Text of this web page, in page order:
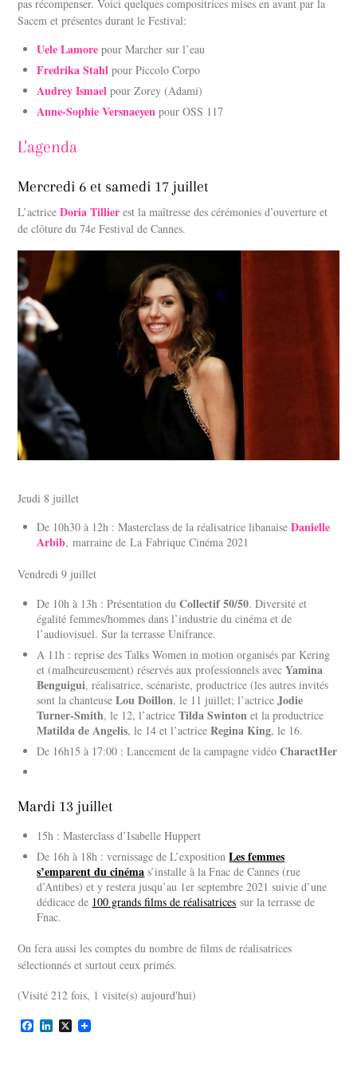
pas récompenser. Voici quelques compositrices mises en avant par la
Sacem et présentes durant le Festival:
Uele Lamore pour Marcher sur l’eau
Fredrika Stahl pour Piccolo Corpo
Audrey Ismael pour Zorey (Adami)
Anne-Sophie Versnaeyen pour OSS 117
L’agenda
Mercredi 6 et samedi 17 juillet
L’actriceDoria Tillier est la maîtresse des cérémonies d’ouverture et
de clôture du 74e Festival de Cannes.
Jeudi 8 juillet
De 10h30 à 12h : Masterclass de la réalisatrice libanaiseDanielle
Arbib, marraine de La Fabrique Cinéma 2021
Vendredi 9 juillet
De 10h à 13h : Présentation duCollectif 50/50. Diversité et
égalité femmes/hommes dans l’industrie du cinéma et de
l’audiovisuel. Sur la terrasse Unifrance.
A 11h : reprise des Talks Women in motion organisés par Kering
et (malheureusement) réservés aux professionnels avecYamina
Benguigui, réalisatrice, scénariste, productrice (les autres invités
sont la chanteuseLou Doillon, le 11 juillet; l’actriceJodie
Turner-Smith, le 12, l’actriceTilda Swinton et la productrice
Matilda de Angelis, le 14 et l’actriceRegina King, le 16.
De 16h15 à 17:00 : Lancement de la campagne vidéoCharactHer
Mardi 13 juillet
15h : Masterclass d’Isabelle Huppert
De 16h à 18h : vernissage de L’expositionLes femmes
s’emparent du cinéma s’installe à la Fnac de Cannes (rue
d’Antibes) et y restera jusqu’au 1er septembre 2021 suivie d’une
dédicace de 100 grands films de réalisatrices sur la terrasse de
Fnac.
On fera aussi les comptes du nombre de films de réalisatrices
sélectionnés et surtout ceux primés.
(Visité 212 fois, 1 visite(s) aujourd'hui)
F L X